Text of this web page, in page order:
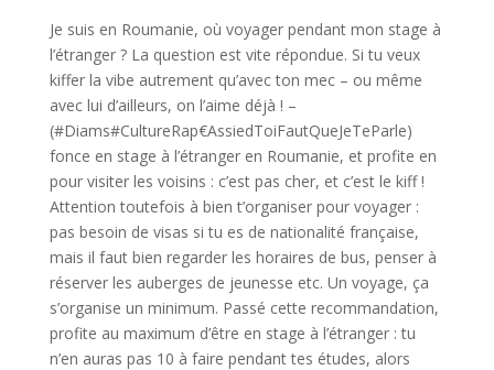
Je suis en Roumanie, où voyager pendant mon stage à
l’étranger ? La question est vite répondue. Si tu veux
kiffer la vibe autrement qu’avec ton mec – ou même
avec lui d’ailleurs, on l’aime déjà ! –
(#Diams#CultureRap€AssiedToiFautQueJeTeParle)
fonce en stage à l’étranger en Roumanie, et profite en
pour visiter les voisins : c’est pas cher, et c’est le kiff !
Attention toutefois à bien t’organiser pour voyager :
pas besoin de visas si tu es de nationalité française,
mais il faut bien regarder les horaires de bus, penser à
réserver les auberges de jeunesse etc. Un voyage, ça
s’organise un minimum. Passé cette recommandation,
profite au maximum d’être en stage à l’étranger : tu
n’en auras pas 10 à faire pendant tes études, alors